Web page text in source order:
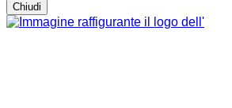
Chiudi